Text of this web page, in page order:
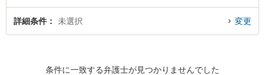
すめです。
詳細条件 未選択 変更
条件に一致する弁護士が見つかりませんでした